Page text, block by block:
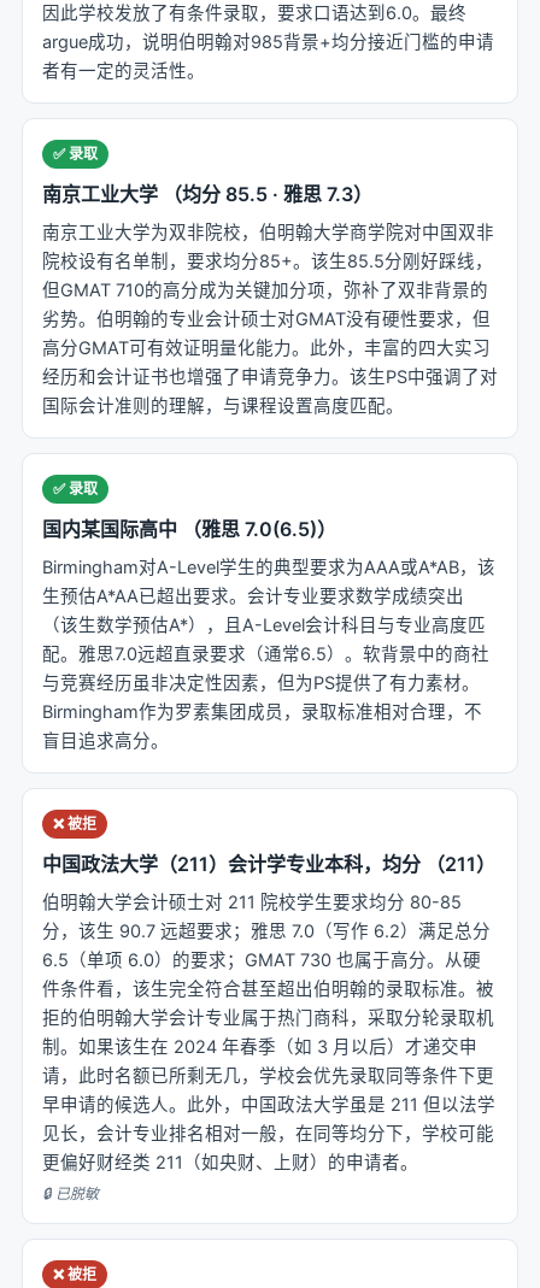
因此学校发放了有条件录取，要求口语达到6.0。最终
argue成功，说明伯明翰对985背景+均分接近门槛的申请
者有一定的灵活性。
✅ 录取
南京工业大学 （均分 85.5 · 雅思 7.3）
南京工业大学为双非院校，伯明翰大学商学院对中国双非
院校设有名单制，要求均分85+。该生85.5分刚好踩线，
但GMAT 710的高分成为关键加分项，弥补了双非背景的
劣势。伯明翰的专业会计硕士对GMAT没有硬性要求，但
高分GMAT可有效证明量化能力。此外，丰富的四大实习
经历和会计证书也增强了申请竞争力。该生PS中强调了对
国际会计准则的理解，与课程设置高度匹配。
✅ 录取
国内某国际高中 （雅思 7.0(6.5)）
Birmingham对A-Level学生的典型要求为AAA或A*AB，该
生预估A*AA已超出要求。会计专业要求数学成绩突出
（该生数学预估A*），且A-Level会计科目与专业高度匹
配。雅思7.0远超直录要求（通常6.5）。软背景中的商社
与竞赛经历虽非决定性因素，但为PS提供了有力素材。
Birmingham作为罗素集团成员，录取标准相对合理，不
盲目追求高分。
❌ 被拒
中国政法大学（211）会计学专业本科，均分 （211）
伯明翰大学会计硕士对 211 院校学生要求均分 80-85
分，该生 90.7 远超要求；雅思 7.0（写作 6.2）满足总分
6.5（单项 6.0）的要求；GMAT 730 也属于高分。从硬
件条件看，该生完全符合甚至超出伯明翰的录取标准。被
拒的伯明翰大学会计专业属于热门商科，采取分轮录取机
制。如果该生在 2024 年春季（如 3 月以后）才递交申
请，此时名额已所剩无几，学校会优先录取同等条件下更
早申请的候选人。此外，中国政法大学虽是 211 但以法学
见长，会计专业排名相对一般，在同等均分下，学校可能
更偏好财经类 211（如央财、上财）的申请者。
🔒 已脱敏
❌ 被拒